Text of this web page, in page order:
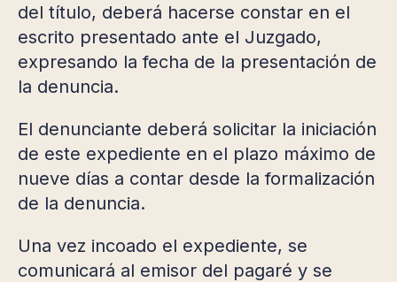
del título, deberá hacerse constar en el
escrito presentado ante el Juzgado,
expresando la fecha de la presentación de
la denuncia.
El denunciante deberá solicitar la iniciación
de este expediente en el plazo máximo de
nueve días a contar desde la formalización
de la denuncia.
Una vez incoado el expediente, se
comunicará al emisor del pagaré y se